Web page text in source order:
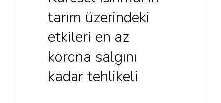
tarım üzerindeki
etkileri en az
korona salgını
kadar tehlikeli